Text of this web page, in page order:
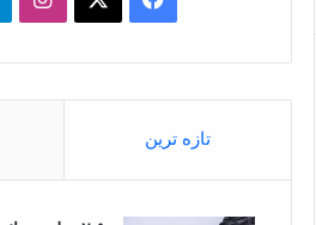
تازه ترین